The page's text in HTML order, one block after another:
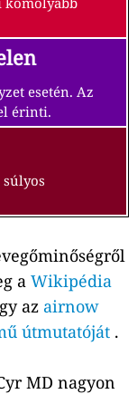
esetén. Az
érinti.
a Wikipédia
az airnow
útmutatóját .
MD nagyon